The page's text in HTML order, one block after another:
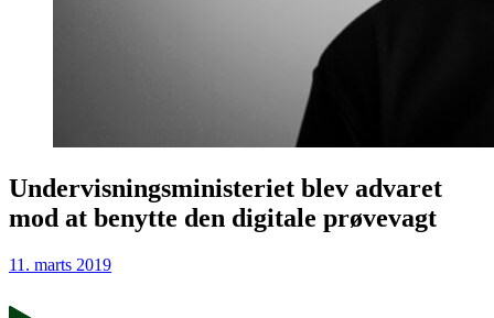
Undervisningsministeriet blev advaret
mod at benytte den digitale prøvevagt
11. marts 2019